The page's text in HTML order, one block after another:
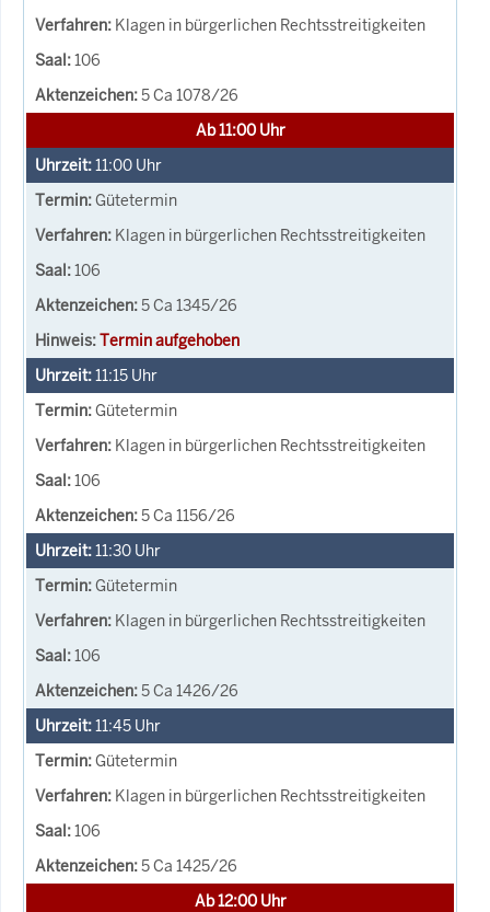
Klagen in bürgerlichen Rechtsstreitigkeiten
106
5 Ca 1078/26
Ab 11:00 Uhr
11:00 Uhr
Gütetermin
Klagen in bürgerlichen Rechtsstreitigkeiten
106
5 Ca 1345/26
Termin aufgehoben
11:15 Uhr
Gütetermin
Klagen in bürgerlichen Rechtsstreitigkeiten
106
5 Ca 1156/26
11:30 Uhr
Gütetermin
Klagen in bürgerlichen Rechtsstreitigkeiten
106
5 Ca 1426/26
11:45 Uhr
Gütetermin
Klagen in bürgerlichen Rechtsstreitigkeiten
106
5 Ca 1425/26
Ab 12:00 Uhr